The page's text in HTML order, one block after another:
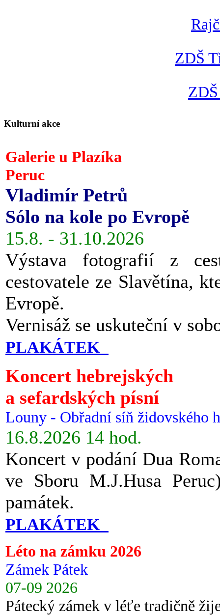
ZDŠ
Kulturní akce
Galerie u Plazíka
Peruc
Vladimír Petrů
Sólo na kole po Evropě
15.8. - 31.10.2026
Výstava fotografií z
cestovatele ze Slavětína,
Evropě.
Vernisáž se uskuteční v
PLAKÁTEK
Koncert hebrejských
a sefardských písní
Louny - Obřadní síň židovského
16.8.2026 14 hod.
Koncert v podání Dua
ve Sboru M.J.Husa
památek.
PLAKÁTEK
Léto na zámku 2026
Zámek Pátek
07-09 2026
Pátecký zámek v léťe tradičně